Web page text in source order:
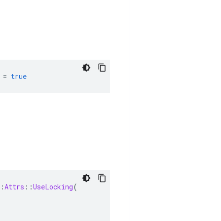
= true
Attrs ::UseLocking(